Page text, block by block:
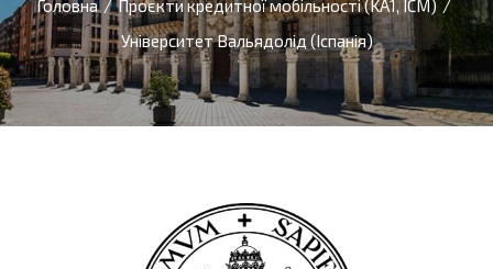
Головна / Проєкти кредитної мобільності (KA1, ICM) /
Університет Вальядолід (Іспанія)